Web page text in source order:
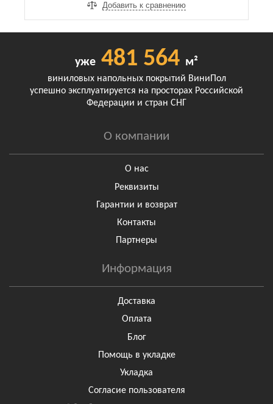
Добавить к сравнению
уже 481 564 м²
виниловых напольных покрытий ВиниПол
успешно эксплуатируется на просторах Российской
Федерации и стран СНГ
О компании
О нас
Реквизиты
Гарантии и возврат
Контакты
Партнеры
Информация
Доставка
Оплата
Блог
Помощь в укладке
Укладка
Согласие пользователя